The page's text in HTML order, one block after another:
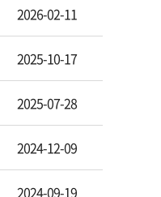
2026-02-11
2025-10-17
2025-07-28
2024-12-09
2024-09-19